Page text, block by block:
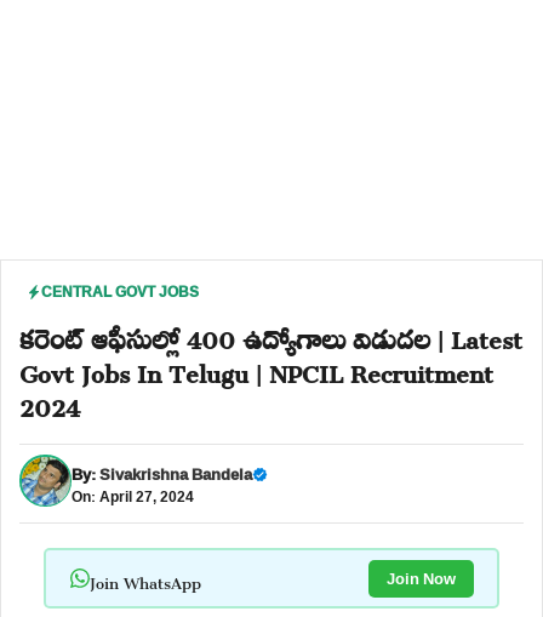
CENTRAL GOVT JOBS
కరెంట్ ఆఫీసుల్లో 400 ఉద్యోగాలు విడుదల | Latest
Govt Jobs In Telugu | NPCIL Recruitment
2024
By:Sivakrishna Bandela
On: April 27, 2024
Join WhatsApp Join Now